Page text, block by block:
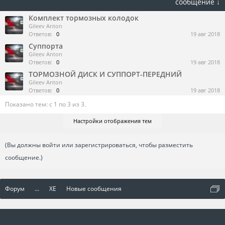
Комплект тормозных колодок
Gileev Anton
Ответов: 0 19 авг 2018
Суппорта
Gileev Anton
Ответов: 0 19 авг 2018
ТОРМОЗНОЙ ДИСК И СУППОРТ-ПЕРЕДНИЙ
Gileev Anton
Ответов: 0 19 авг 2018
Показано тем: с 1 по 3 из 3.
Настройки отображения тем
(Вы должны войти или зарегистрироваться, чтобы разместить
сообщение.)
Форум ... XE Новые сообщения